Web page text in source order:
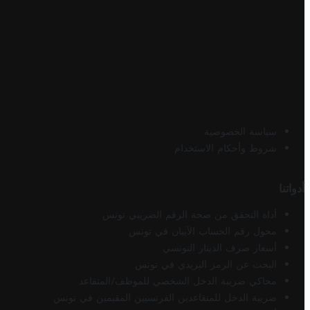
سياسة الخصوصية
شروط وأحكام الاستخدام
أدواتنا
أداة التحقق من صحة الرقم الضريبي تونس
محول رقم الحساب الآيبان في تونس
أسعار صرف الدينار التونسي
البحث عن الرمز البريدي في تونس
محاكي ضريبة الدخل الشخصي للموظف/المتقاعد
ضريبة الدخل للمتقاعدين الفرنسيين المقيمين في تونس